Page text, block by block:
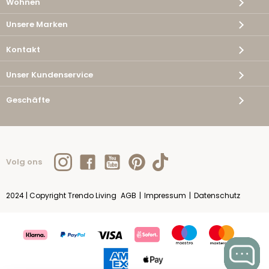
Unsere Marken
Kontakt
Unser Kundenservice
Geschäfte
Volg ons
2024 | Copyright Trendo Living AGB | Impressum | Datenschutz